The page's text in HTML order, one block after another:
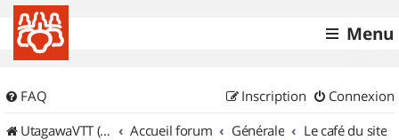
Menu
FAQ Connexion
Inscription
UtagawaVTT (Randos VTT et VTTAE avec traces GPS)
Accueil forum Générale Le café du site